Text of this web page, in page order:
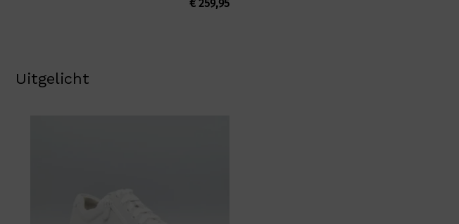
€259,95
Uitgelicht